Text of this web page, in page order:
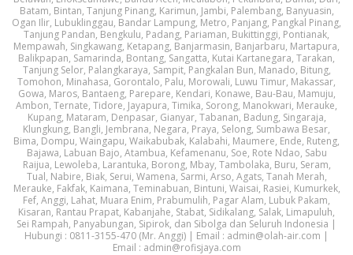
Batam, Bintan, Tanjung Pinang, Karimun, Jambi, Palembang, Banyuasin,
Ogan Ilir, Lubuklinggau, Bandar Lampung, Metro, Panjang, Pangkal Pinang,
Tanjung Pandan, Bengkulu, Padang, Pariaman, Bukittinggi, Pontianak,
Mempawah, Singkawang, Ketapang, Banjarmasin, Banjarbaru, Martapura,
Balikpapan, Samarinda, Bontang, Sangatta, Kutai Kartanegara, Tarakan,
Tanjung Selor, Palangkaraya, Sampit, Pangkalan Bun, Manado, Bitung,
Tomohon, Minahasa, Gorontalo, Palu, Morowali, Luwu Timur, Makassar,
Gowa, Maros, Bantaeng, Parepare, Kendari, Konawe, Bau-Bau, Mamuju,
Ambon, Ternate, Tidore, Jayapura, Timika, Sorong, Manokwari, Merauke,
Kupang, Mataram, Denpasar, Gianyar, Tabanan, Badung, Singaraja,
Klungkung, Bangli, Jembrana, Negara, Praya, Selong, Sumbawa Besar,
Bima, Dompu, Waingapu, Waikabubak, Kalabahi, Maumere, Ende, Ruteng,
Bajawa, Labuan Bajo, Atambua, Kefamenanu, Soe, Rote Ndao, Sabu
Raijua, Lewoleba, Larantuka, Borong, Mbay, Tambolaka, Buru, Seram,
Tual, Nabire, Biak, Serui, Wamena, Sarmi, Arso, Agats, Tanah Merah,
Merauke, Fakfak, Kaimana, Teminabuan, Bintuni, Waisai, Rasiei, Kumurkek,
Fef, Anggi, Lahat, Muara Enim, Prabumulih, Pagar Alam, Lubuk Pakam,
Kisaran, Rantau Prapat, Kabanjahe, Stabat, Sidikalang, Salak, Limapuluh,
Sei Rampah, Panyabungan, Sipirok, dan Sibolga dan Seluruh Indonesia |
Hubungi : 0811-3155-470 (Mr. Anggi) | Email : admin@olah-air.com |
Email : admin@rofisjaya.com